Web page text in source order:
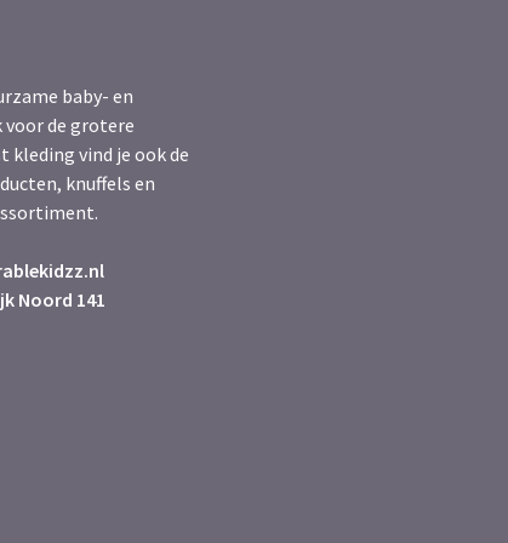
baby- en
de grotere
kleding vind je ook de
knuffels en
Noord 141